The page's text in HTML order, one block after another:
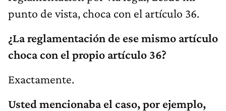
punto de vista, choca con el artículo 36.
¿La reglamentación de ese mismo artículo
choca con el propio artículo 36?
Exactamente.
Usted mencionaba el caso, por ejemplo,